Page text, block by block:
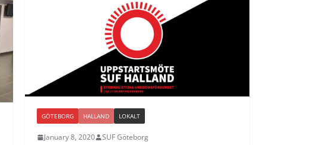
GÖTEBORG HALLAND LOKALT
January 8, 2020 SUF Göteborg